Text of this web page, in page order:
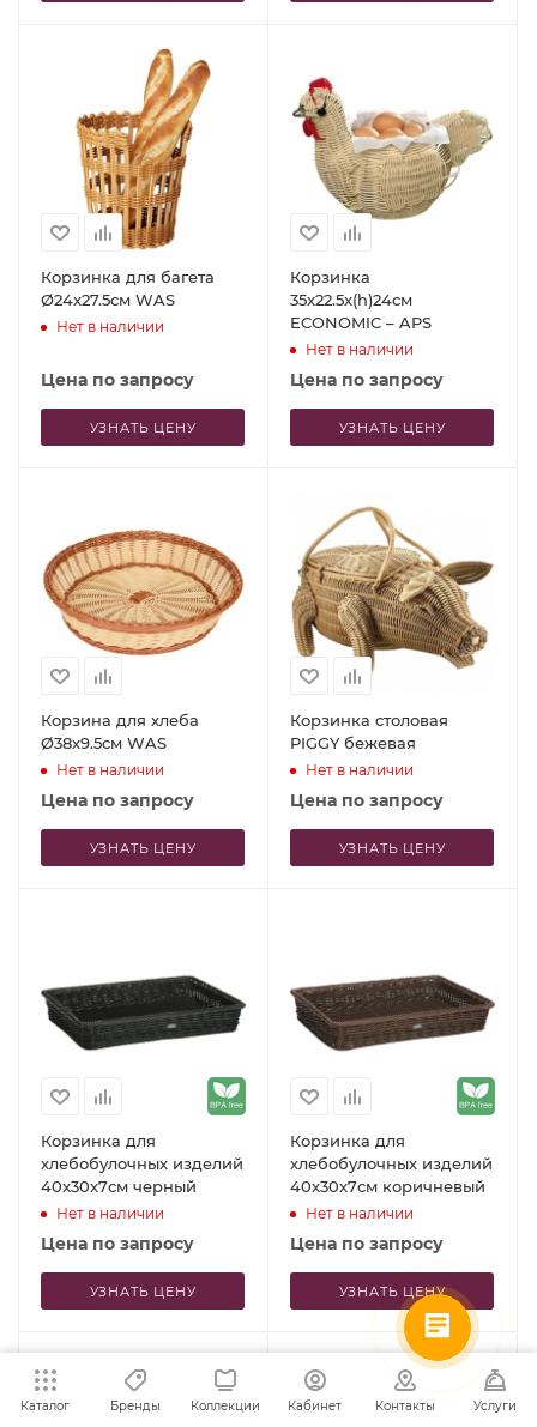
Корзинка для багета
Ø24x27.5см WAS
Нет в наличии
Цена по запросу
УЗНАТЬ ЦЕНУ
Корзинка
35x22.5x(h)24см
ECONOMIC – APS
Нет в наличии
Цена по запросу
УЗНАТЬ ЦЕНУ
Корзина для хлеба
Ø38x9.5см WAS
Нет в наличии
Цена по запросу
УЗНАТЬ ЦЕНУ
Корзинка столовая
PIGGY бежевая
Нет в наличии
Цена по запросу
УЗНАТЬ ЦЕНУ
Корзинка для
хлебобулочных изделий
40x30x7см черный
Нет в наличии
Цена по запросу
УЗНАТЬ ЦЕНУ
Корзинка для
хлебобулочных изделий
40x30x7см коричневый
Нет в наличии
Цена по запросу
УЗНАТЬ ЦЕНУ
Каталог Бренды Коллекции Кабинет Контакты Услуги